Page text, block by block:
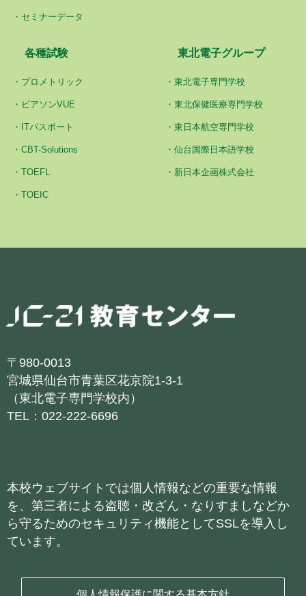
セミナーデータ
各種試験
プロメトリック
ビアソンVUE
ITパスポート
CBT-Solutions
TOEFL
TOEIC
東北電子グループ
東北電子専門学校
東北保健医療専門学校
東日本航空専門学校
仙台国際日本語学校
新日本企画株式会社
〒980-0013
宮城県仙台市青葉区花京院1-3-1
（東北電子専門学校内）
TEL：022-222-6696
本校ウェブサイトでは個人情報などの重要な情報
を、第三者による盗聴・改ざん・なりすましなどか
ら守るためのセキュリティ機能としてSSLを導入し
ています。